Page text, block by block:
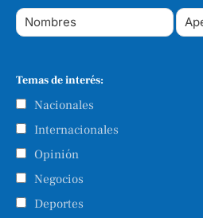
Temas de interés:
Nacionales
Internacionales
Opinión
Negocios
Deportes